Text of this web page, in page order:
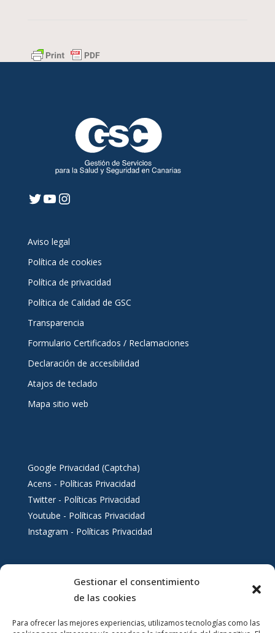
Gestionar el consentimiento
de las cookies
Para ofrecer las mejores experiencias, utilizamos tecnologías como las
Twitter
YouTube
Instagram
Aviso legal
Política de cookies
Política de privacidad
Política de Calidad de GSC
Transparencia
Formulario Certificados / Reclamaciones
Declaración de accesibilidad
Atajos de teclado
Mapa sitio web
Google Privacidad (Captcha)
Acens - Políticas Privacidad
Twitter - Políticas Privacidad
Youtube - Políticas Privacidad
Instagram - Políticas Privacidad
Servicios al ciudadano